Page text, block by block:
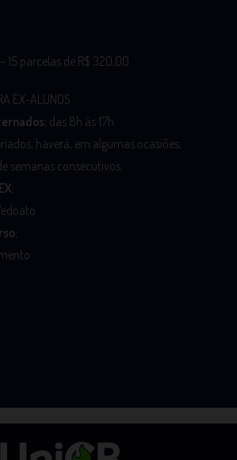
– 15 parcelas de R$ 320,00.
EX-ALUNOS
das 8h às 17h.
haverá, em algumas ocasiões,
semanas consecutivos.